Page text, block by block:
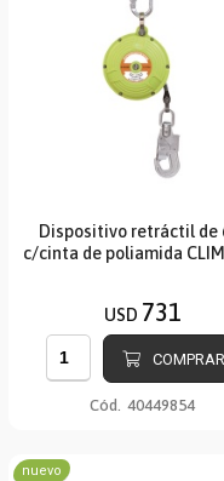
Dispositivo retráctil de
c/cinta de poliamida
USD 731
COMPRAR
Cód. 40449854
nuevo